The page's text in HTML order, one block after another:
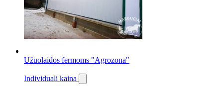
Užuolaidos fermoms "Agrozona"
Individuali kaina